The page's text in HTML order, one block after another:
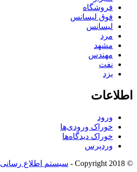
فروشگاه
فوق لیسانس
لیسانس
مرد
مشهد
مهندس
نفت
یزد
اطلاعات
ورود
خوراک ورودی‌ها
خوراک دیدگاه‌ها
وردپرس
© Copyright 2018 - سیستم اطلاع رسانی